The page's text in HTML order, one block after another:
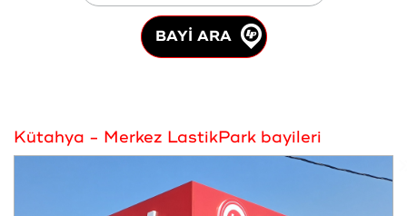
BAYİ ARA
Kütahya - Merkez LastikPark bayileri